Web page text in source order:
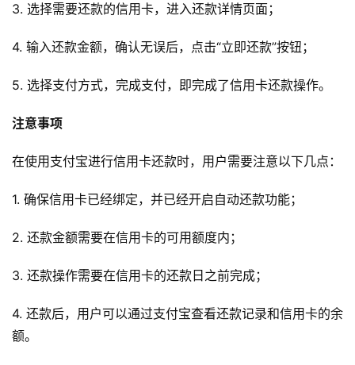
3. 选择需要还款的信用卡，进入还款详情页面；
4. 输入还款金额，确认无误后，点击“立即还款”按钮；
5. 选择支付方式，完成支付，即完成了信用卡还款操作。
注意事项
在使用支付宝进行信用卡还款时，用户需要注意以下几点：
1. 确保信用卡已经绑定，并已经开启自动还款功能；
2. 还款金额需要在信用卡的可用额度内；
3. 还款操作需要在信用卡的还款日之前完成；
4. 还款后，用户可以通过支付宝查看还款记录和信用卡的余
额。